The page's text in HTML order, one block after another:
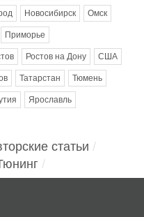
Новосибирск Омск
Приморье
Ростов на Дону США
Татарстан Тюмень
Ярославль
статьи